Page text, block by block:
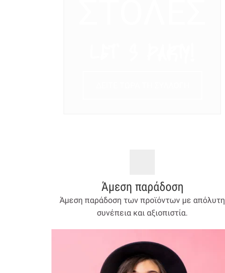
Άμεση παράδοση
Άμεση παράδοση των προϊόντων με απόλυτη
συνέπεια και αξιοπιστία.